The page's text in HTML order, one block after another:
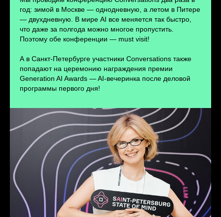
год: зимой в Москве — однодневную, а летом в Питере
— двухдневную. В мире AI все меняется так быстро,
что даже за полгода можно многое пропустить.
Поэтому обе конференции — must visit!
А в Санкт-Петербурге участники Conversations также
попадают на церемонию награждения премии
Generation AI Awards — AI-вечеринка после деловой
программы первого дня!
ПЕРЕЙТИ